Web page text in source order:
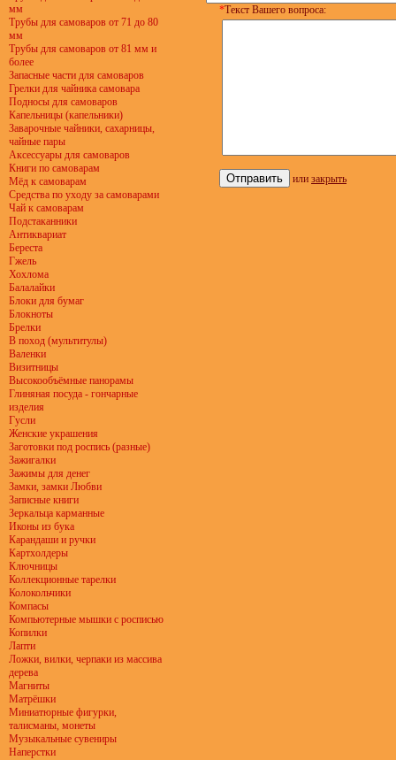
мм
Трубы для самоваров от 71 до 80
мм
Трубы для самоваров от 81 мм и
более
Запасные части для самоваров
Грелки для чайника самовара
Подносы для самоваров
Капельницы (капельники)
Заварочные чайники, сахарницы,
чайные пары
Аксессуары для самоваров
Книги по самоварам
Мёд к самоварам
Средства по уходу за самоварами
Чай к самоварам
Подстаканники
Антиквариат
Береста
Гжель
Хохлома
Балалайки
Блоки для бумаг
Блокноты
Брелки
В поход (мультитулы)
Валенки
Визитницы
Высокообъёмные панорамы
Глиняная посуда - гончарные
изделия
Гусли
Женские украшения
Заготовки под роспись (разные)
Зажигалки
Зажимы для денег
Замки, замки Любви
Записные книги
Зеркальца карманные
Иконы из бука
Карандаши и ручки
Картхолдеры
Ключницы
Коллекционные тарелки
Колокольчики
Компасы
Компьютерные мышки с росписью
Копилки
Лапти
Ложки, вилки, черпаки из массива
дерева
Магниты
Матрёшки
Миниатюрные фигурки,
талисманы, монеты
Музыкальные сувениры
Наперстки
*Текст Вашего вопроса:
или закрыть